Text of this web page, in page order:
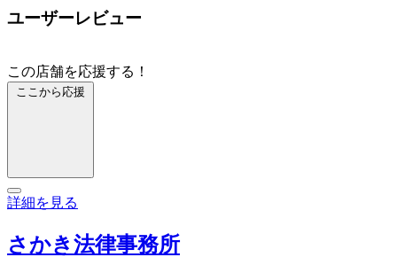
ユーザーレビュー
この店舗を応援する！
ここから応援
詳細を見る
さかき法律事務所